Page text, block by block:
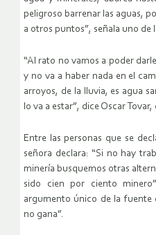
peligroso barrenar las aguas,
a otros puntos”, señala uno de
“Al rato no vamos a poder
y no va a haber nada en el
arroyos, de la lluvia, es agua
lo va a estar”, dice Oscar
Entre las personas que se
señora declara: “Si no hay
minería busquemos otras
sido cien por ciento
argumento único de la fuente
no gana”.